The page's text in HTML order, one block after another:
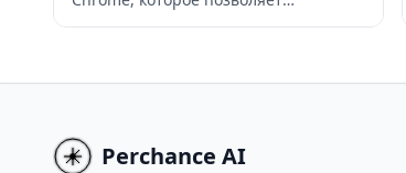
пользователям отображать
непосредственно в интерфейсах
Claude.
Perchance AI